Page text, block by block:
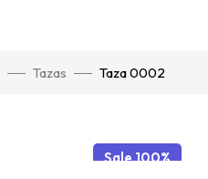
Tazas Taza 0002
Sale 100%